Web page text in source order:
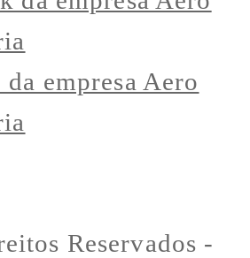
Reservados -